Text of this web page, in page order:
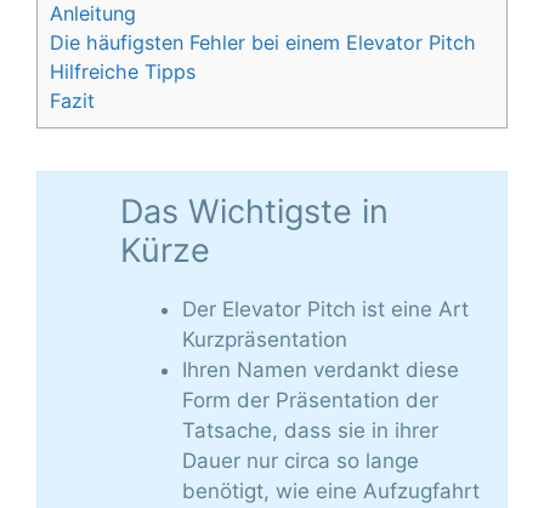
Anleitung
Die häufigsten Fehler bei einem Elevator Pitch
Hilfreiche Tipps
Fazit
Das Wichtigste in
Kürze
Der Elevator Pitch ist eine Art
Kurzpräsentation
Ihren Namen verdankt diese
Form der Präsentation der
Tatsache, dass sie in ihrer
Dauer nur circa so lange
benötigt, wie eine Aufzugfahrt